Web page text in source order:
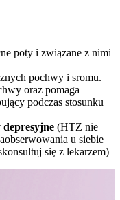
poty i związane z nimi
pochwy i sromu.
oraz pomaga
podczas stosunku
depresyjne (HTZ nie
u siebie
się z lekarzem)